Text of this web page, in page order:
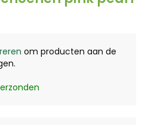
om producten aan de